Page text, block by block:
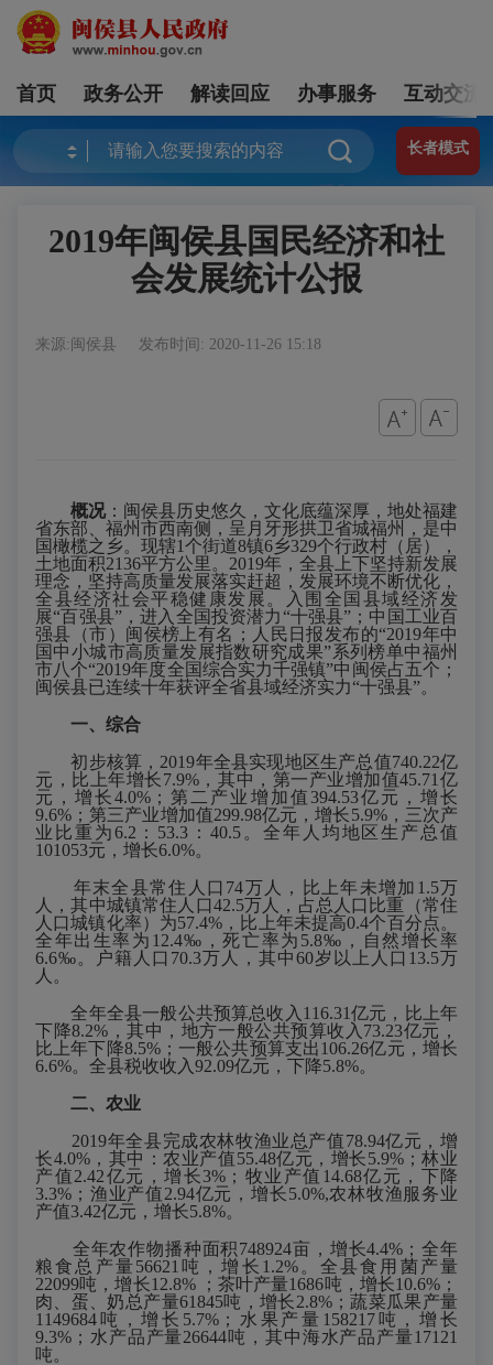
首页 政务公开 解读回应 办事服务 互动交流
长者模式
2019年闽侯县国民经济和社
会发展统计公报
来源:闽侯县 发布时间: 2020-11-26 15:18
概况：闽侯县历史悠久，文化底蕴深厚，地处福建
省东部、福州市西南侧，呈月牙形拱卫省城福州，是中
国橄榄之乡。现辖1个街道8镇6乡329个行政村（居），
土地面积2136平方公里。2019年，全县上下坚持新发展
理念，坚持高质量发展落实赶超，发展环境不断优化，
全县经济社会平稳健康发展。入围全国县域经济发
展“百强县”，进入全国投资潜力“十强县”；中国工业百
强县（市）闽侯榜上有名；人民日报发布的“2019年中
国中小城市高质量发展指数研究成果”系列榜单中福州
市八个“2019年度全国综合实力千强镇”中闽侯占五个；
闽侯县已连续十年获评全省县域经济实力“十强县”。
一、综合
初步核算，2019年全县实现地区生产总值740.22亿
元，比上年增长7.9%，其中，第一产业增加值45.71亿
元，增长4.0%；第二产业增加值394.53亿元，增长
9.6%；第三产业增加值299.98亿元，增长5.9%，三次产
业比重为6.2：53.3：40.5。全年人均地区生产总值
101053元，增长6.0%。
年末全县常住人口74万人，比上年未增加1.5万
人，其中城镇常住人口42.5万人，占总人口比重（常住
人口城镇化率）为57.4%，比上年未提高0.4个百分点。
全年出生率为12.4‰，死亡率为5.8‰，自然增长率
6.6‰。户籍人口70.3万人，其中60岁以上人口13.5万
人。
全年全县一般公共预算总收入116.31亿元，比上年
下降8.2%，其中，地方一般公共预算收入73.23亿元，
比上年下降8.5%；一般公共预算支出106.26亿元，增长
6.6%。全县税收收入92.09亿元，下降5.8%。
二、农业
2019年全县完成农林牧渔业总产值78.94亿元，增
长4.0%，其中：农业产值55.48亿元，增长5.9%；林业
产值2.42亿元，增长3%；牧业产值14.68亿元，下降
3.3%；渔业产值2.94亿元，增长5.0%,农林牧渔服务业
产值3.42亿元，增长5.8%。
全年农作物播种面积748924亩，增长4.4%；全年
粮食总产量56621吨，增长1.2%。全县食用菌产量
22099吨，增长12.8% ；茶叶产量1686吨，增长10.6%；
肉、蛋、奶总产量61845吨，增长2.8%；蔬菜瓜果产量
1149684吨，增长5.7%；水果产量158217吨，增长
9.3%；水产品产量26644吨，其中海水产品产量17121
吨。